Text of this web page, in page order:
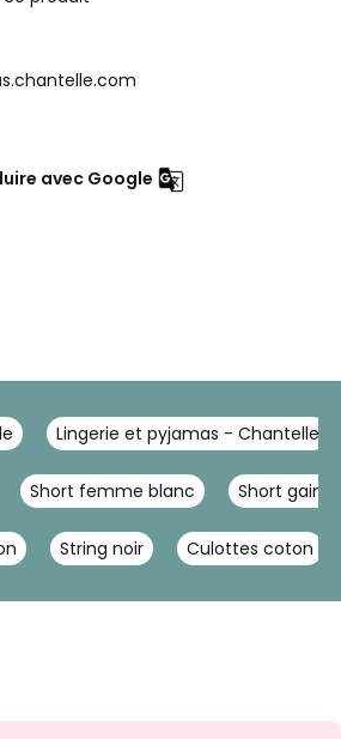
avec Google
Lingerie et pyjamas - Chantelle
Short femme blanc Short
String noir Culottes coton